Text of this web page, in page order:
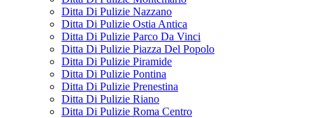
Ditta Di Pulizie Nazzano
Ditta Di Pulizie Ostia Antica
Ditta Di Pulizie Parco Da Vinci
Ditta Di Pulizie Piazza Del Popolo
Ditta Di Pulizie Piramide
Ditta Di Pulizie Pontina
Ditta Di Pulizie Prenestina
Ditta Di Pulizie Riano
Ditta Di Pulizie Roma Centro